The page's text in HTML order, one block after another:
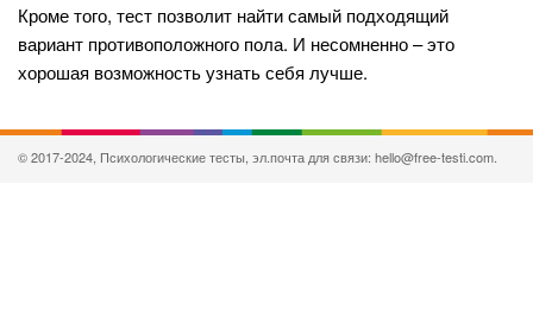
Кроме того, тест позволит найти самый подходящий
вариант противоположного пола. И несомненно – это
хорошая возможность узнать себя лучше.
© 2017-2024, Психологические тесты, эл.почта для связи: hello@free-testi.com.